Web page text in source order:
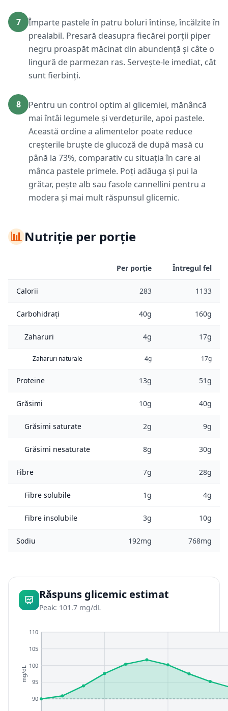
7
Împarte pastele în patru boluri întinse, încălzite în
prealabil. Presară deasupra fiecărei porții piper
negru proaspăt măcinat din abundență și câte o
lingură de parmezan ras. Servește-le imediat, cât
sunt fierbinți.
8
Pentru un control optim al glicemiei, mănâncă
mai întâi legumele și verdețurile, apoi pastele.
Această ordine a alimentelor poate reduce
creșterile bruște de glucoză de după masă cu
până la 73%, comparativ cu situația în care ai
mânca pastele primele. Poți adăuga și pui la
grătar, pește alb sau fasole cannellini pentru a
modera și mai mult răspunsul glicemic.
📊Nutriție per porție
Per porție Întregul fel
Calorii 283 1133
Carbohidrați 40g 160g
Zaharuri 4g 17g
Zaharuri naturale 4g 17g
Proteine 13g 51g
Grăsimi 10g 40g
Grăsimi saturate 2g 9g
Grăsimi nesaturate 8g 30g
Fibre 7g 28g
Fibre solubile 1g 4g
Fibre insolubile 3g 10g
Sodiu 192mg 768mg
Răspuns glicemic estimat
Peak: 101.7 mg/dL
90
95
100
105
110
mg/dL